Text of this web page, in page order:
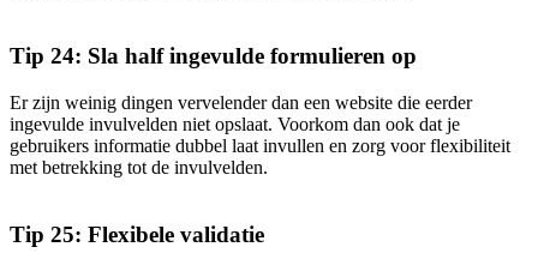
Tip 24: Sla half ingevulde formulieren op
Er zijn weinig dingen vervelender dan een website die eerder
ingevulde invulvelden niet opslaat. Voorkom dan ook dat je
gebruikers informatie dubbel laat invullen en zorg voor flexibiliteit
met betrekking tot de invulvelden.
Tip 25: Flexibele validatie